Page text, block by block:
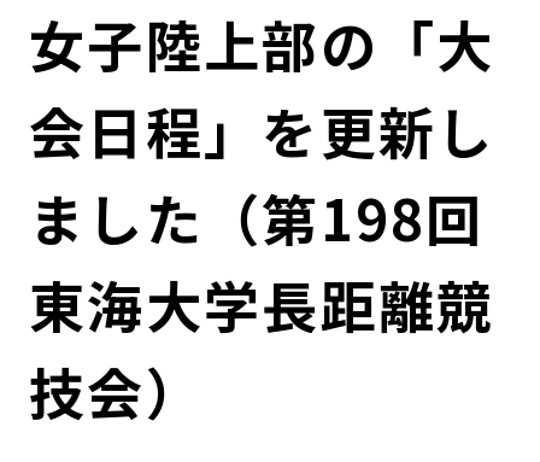
ガバナンス
コンダクト向上の取組み
ローカル共創イニシアティブ
株式情報
財務情報・IR資料
IRニュース
サステナビリティマネジメント
持続可能な金融のフレームワーク
環境
ESGデータ集
女子陸上部の「大
会日程」を更新し
ました（第198回
東海大学長距離競
技会）